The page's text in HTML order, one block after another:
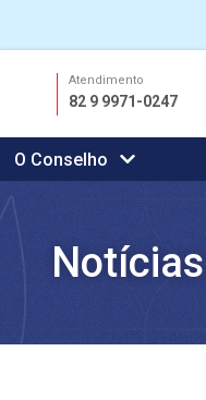
conteúdo
Atendimento
82 9 9971-0247
O Conselho
Notícias